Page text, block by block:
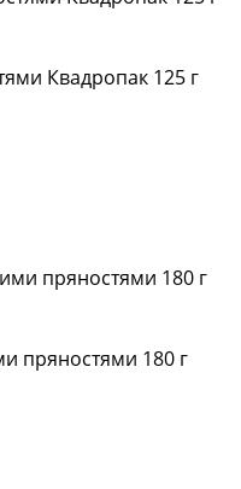
Квадропак 125 г
пряностями 180 г